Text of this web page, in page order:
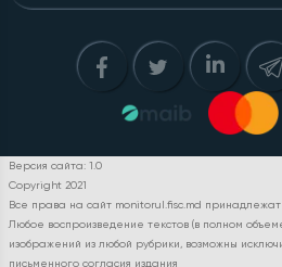
Версия сайта: 1.0
Copyright 2021
Все права на сайт monitorul.fisc.md принадлежат
Любое воспроизведение текстов (в полном
изображений из любой рубрики, возможны
письменного согласия издания